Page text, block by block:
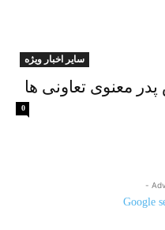
سایر اخبار ویژه
معنوی تعاونی ها
0